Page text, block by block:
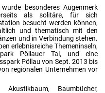
besonderes Augenmerk
als solitäre, für sich
besucht werden können,
und thematisch mit den
und in Verbindung stehen.
erlebnisreiche Themeninseln,
Pöllauer Tal, und eine
Pöllau von Sept. 2013 bis
regionalen Unternehmen vor
Baumbücher,